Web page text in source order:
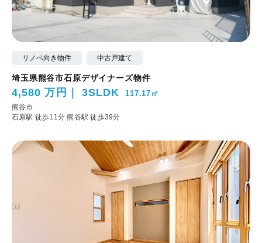
リノベ向き物件 中古戸建て
埼玉県熊谷市石原デザイナーズ物件
4,580 万円 3SLDK 117.17㎡
熊谷市
石原駅 徒歩11分熊谷駅 徒歩39分